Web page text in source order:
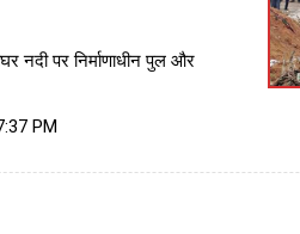
नदी पर निर्माणाधीन पुल और
PM